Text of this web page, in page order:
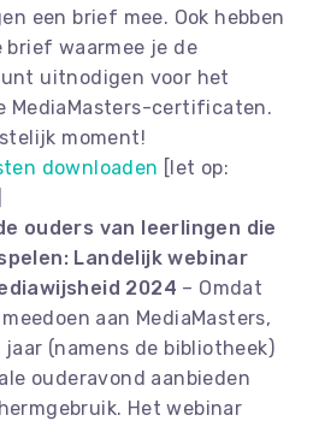
een brief mee. Ook hebben
brief waarmee je de
uitnodigen voor het
MediaMasters-certificaten.
moment!
downloaden [let op:
ouders van leerlingen die
Landelijk webinar
2024 – Omdat
aan MediaMasters,
(namens de bibliotheek)
ouderavond aanbieden
Het webinar